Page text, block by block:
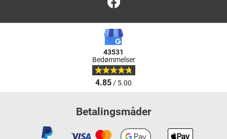
43531
Bedømmelser
4.85/ 5.00
Betalingsmåder